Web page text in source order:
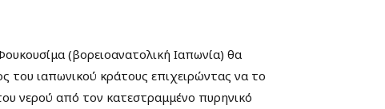
(βορειοανατολική Ιαπωνία) θα
ιαπωνικού κράτους επιχειρώντας να το
νερού από τον κατεστραμμένο πυρηνικό